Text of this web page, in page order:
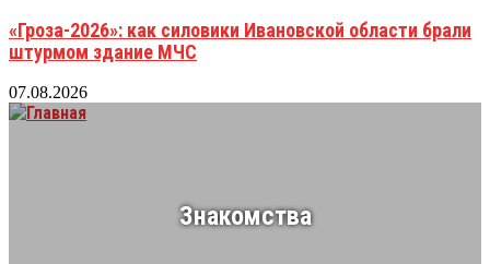
«Гроза-2026»: как силовики Ивановской области брали
штурмом здание МЧС
07.08.2026
Знакомства